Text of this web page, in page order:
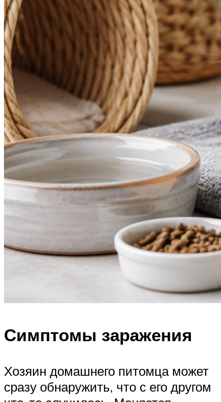
Симптомы заражения
Хозяин домашнего питомца может
сразу обнаружить, что с его другом